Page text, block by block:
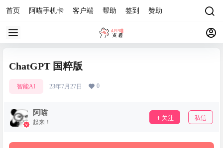
首页 阿喵手机卡 客户端 帮助 签到 赞助
ChatGPT 国粹版
智能AI 23年7月27日 0
阿喵
起来！
关注 私信